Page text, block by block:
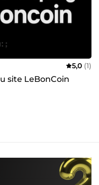
5,0 (1)
site LeBonCoin